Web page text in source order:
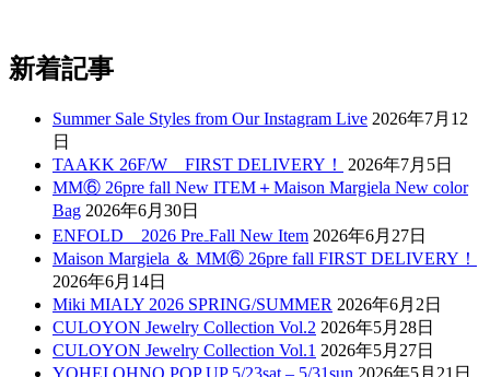
新着記事
Summer Sale Styles from Our Instagram Live 2026年7月12
日
TAAKK 26F/W FIRST DELIVERY！
2026年7月5日
MM⑥ 26pre fall New ITEM＋Maison Margiela New color
Bag 2026年6月30日
ENFOLD 2026 Pre₋Fall New Item 2026年6月27日
Maison Margiela ＆ MM⑥ 26pre fall FIRST DELIVERY！
2026年6月14日
Miki MIALY 2026 SPRING/SUMMER 2026年6月2日
CULOYON Jewelry Collection Vol.2 2026年5月28日
CULOYON Jewelry Collection Vol.1 2026年5月27日
YOHEI OHNO POP UP 5/23sat – 5/31sun 2026年5月21日